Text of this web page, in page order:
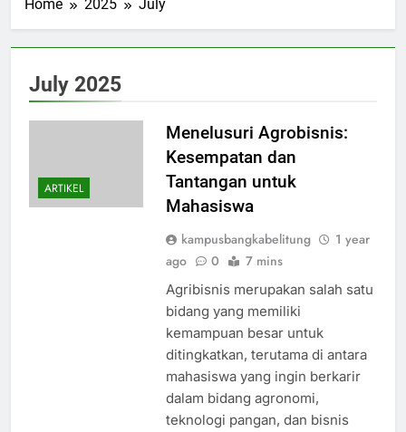
Home 2025 July
July 2025
ARTIKEL
Menelusuri Agrobisnis:
Kesempatan dan
Tantangan untuk
Mahasiswa
kampusbangkabelitung
1 year
ago
0 7 mins
Agribisnis merupakan salah satu
bidang yang memiliki
kemampuan besar untuk
ditingkatkan, terutama di antara
mahasiswa yang ingin berkarir
dalam bidang agronomi,
teknologi pangan, dan bisnis